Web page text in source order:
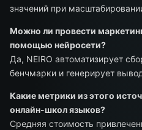
значений при
Можно ли провести
помощью нейросети?
Да, NEIRO автоматизирует
бенчмарки и генерирует
Какие метрики из этого
онлайн-школ языков?
Средняя стоимость